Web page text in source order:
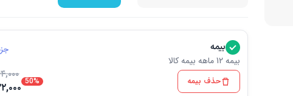
بیمه
بیمه 12 ماهه بیمه کالا
حذف بیمه 50%